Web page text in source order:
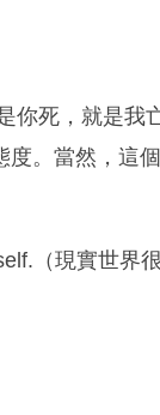
你死，就是我
。當然，這
（現實世界